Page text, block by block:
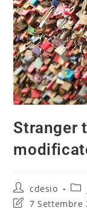
Stranger
cdesio
7 Settembre